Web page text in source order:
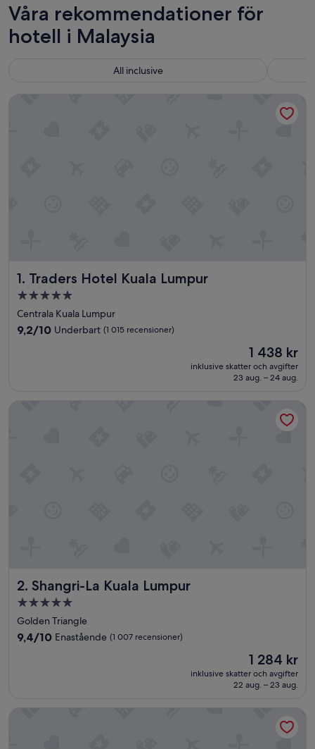
Våra rekommendationer för
hotell i Malaysia
All inclusive
1. Traders Hotel Kuala Lumpur
Traders Hotel Kuala Lumpur
5.0-
stjärnigt
boende
Centrala Kuala Lumpur
9.2
9,2/10 Underbart (1 015 recensioner)
Priset
är
1 438 kr
1 438 kr
inklusive skatter och avgifter
23 aug. – 24 aug.
2. Shangri-La Kuala Lumpur
Shangri-La Kuala Lumpur
5.0-
stjärnigt
boende
Golden Triangle
9.4
9,4/10 Enastående (1 007 recensioner)
Priset
1 284 kr
1 284 kr
inklusive skatter och avgifter
22 aug. – 23 aug.